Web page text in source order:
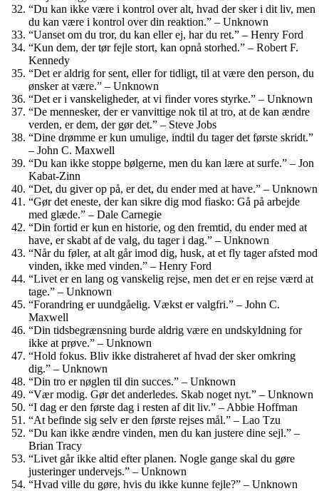
“Du kan ikke være i kontrol over alt, hvad der sker i dit liv, men
du kan være i kontrol over din reaktion.” – Unknown
“Uanset om du tror, du kan eller ej, har du ret.” – Henry Ford
“Kun dem, der tør fejle stort, kan opnå storhed.” – Robert F.
Kennedy
“Det er aldrig for sent, eller for tidligt, til at være den person, du
ønsker at være.” – Unknown
“Det er i vanskeligheder, at vi finder vores styrke.” – Unknown
“De mennesker, der er vanvittige nok til at tro, at de kan ændre
verden, er dem, der gør det.” – Steve Jobs
“Dine drømme er kun umulige, indtil du tager det første skridt.”
– John C. Maxwell
“Du kan ikke stoppe bølgerne, men du kan lære at surfe.” – Jon
Kabat-Zinn
“Det, du giver op på, er det, du ender med at have.” – Unknown
“Gør det eneste, der kan sikre dig mod fiasko: Gå på arbejde
med glæde.” – Dale Carnegie
“Din fortid er kun en historie, og den fremtid, du ender med at
have, er skabt af de valg, du tager i dag.” – Unknown
“Når du føler, at alt går imod dig, husk, at et fly tager afsted mod
vinden, ikke med vinden.” – Henry Ford
“Livet er en lang og vanskelig rejse, men det er en rejse værd at
tage.” – Unknown
“Forandring er uundgåelig. Vækst er valgfri.” – John C.
Maxwell
“Din tidsbegrænsning burde aldrig være en undskyldning for
ikke at prøve.” – Unknown
“Hold fokus. Bliv ikke distraheret af hvad der sker omkring
dig.” – Unknown
“Din tro er nøglen til din succes.” – Unknown
“Vær modig. Gør det anderledes. Skab noget nyt.” – Unknown
“I dag er den første dag i resten af dit liv.” – Abbie Hoffman
“At befinde sig selv er den første rejses mål.” – Lao Tzu
“Du kan ikke ændre vinden, men du kan justere dine sejl.” –
Brian Tracy
“Livet går ikke altid efter planen. Nogle gange skal du gøre
justeringer undervejs.” – Unknown
“Hvad ville du gøre, hvis du ikke kunne fejle?” – Unknown